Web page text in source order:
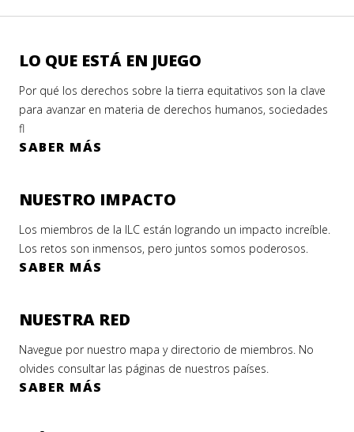
LO QUE ESTÁ EN JUEGO
Por qué los derechos sobre la tierra equitativos son la clave
para avanzar en materia de derechos humanos, sociedades
fl
SABER MÁS
NUESTRO IMPACTO
Los miembros de la ILC están logrando un impacto increíble.
Los retos son inmensos, pero juntos somos poderosos.
SABER MÁS
NUESTRA RED
Navegue por nuestro mapa y directorio de miembros. No
olvides consultar las páginas de nuestros países.
SABER MÁS